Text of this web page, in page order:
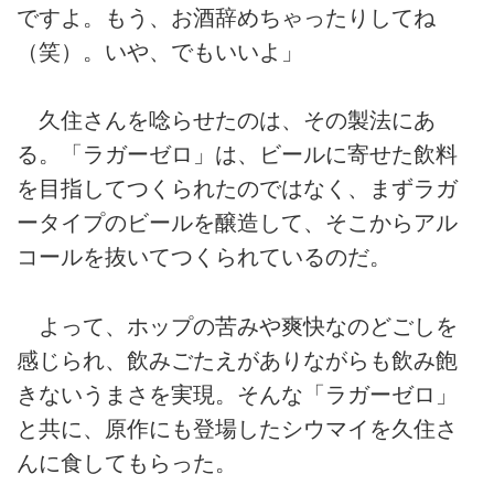
ですよ。もう、お酒辞めちゃったりしてね
（笑）。いや、でもいいよ」
久住さんを唸らせたのは、その製法にあ
る。「ラガーゼロ」は、ビールに寄せた飲料
を目指してつくられたのではなく、まずラガ
ータイプのビールを醸造して、そこからアル
コールを抜いてつくられているのだ。
よって、ホップの苦みや爽快なのどごしを
感じられ、飲みごたえがありながらも飲み飽
きないうまさを実現。そんな「ラガーゼロ」
と共に、原作にも登場したシウマイを久住さ
んに食してもらった。